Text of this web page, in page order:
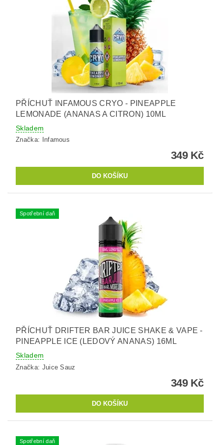
PŘÍCHUŤ INFAMOUS CRYO - PINEAPPLE
LEMONADE (ANANAS A CITRON) 10ML
Skladem
Značka: Infamous
349 Kč
Spotřební daň
PŘÍCHUŤ DRIFTER BAR JUICE SHAKE & VAPE -
PINEAPPLE ICE (LEDOVÝ ANANAS) 16ML
Skladem
Značka: Juice Sauz
349 Kč
Spotřební daň